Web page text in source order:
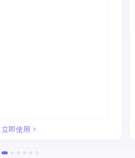
立即使用